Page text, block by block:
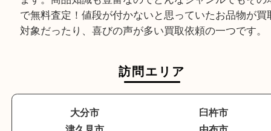
大吉大分店では経験豊富なスタッフがご自宅へお
で無料査定！値段が付かないと思っていたお品物
対象だったり、喜びの声が多い買取依頼の一つで